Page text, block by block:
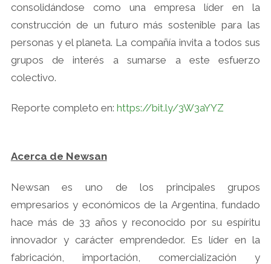
consolidándose como una empresa líder en la
construcción de un futuro más sostenible para las
personas y el planeta. La compañía invita a todos sus
grupos de interés a sumarse a este esfuerzo
colectivo.
Reporte completo en: https://bit.ly/3W3aYYZ
Acerca de Newsan
Newsan es uno de los principales grupos
empresarios y económicos de la Argentina, fundado
hace más de 33 años y reconocido por su espíritu
innovador y carácter emprendedor. Es líder en la
fabricación, importación, comercialización y